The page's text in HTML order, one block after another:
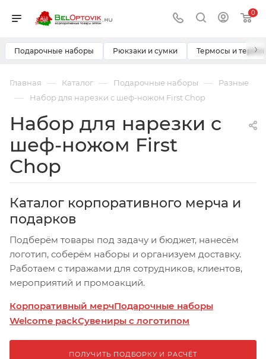
0
Подарочные наборы Рюкзаки и сумки Термосы и ›
Главная — Каталог — Подарочные наборы — Разные
— Набор для нарезки с шеф-ножом First Chop
Набор для нарезки с
шеф-ножом First
Chop
Каталог корпоративного мерча и
подарков
Подберём товары под задачу и бюджет, нанесём
логотип, соберём наборы и организуем доставку.
Работаем с тиражами для сотрудников, клиентов,
мероприятий и промоакций.
Корпоративный мерчПодарочные наборы
Welcome packСувениры с логотипом
ПОЛУЧИТЬ ПОДБОРКУ И РАСЧЁТ